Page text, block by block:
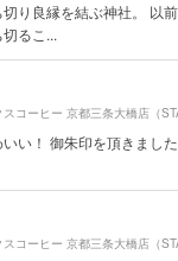
り良縁を結ぶ神社。 以
るこ...
い！ 御朱印を頂きました